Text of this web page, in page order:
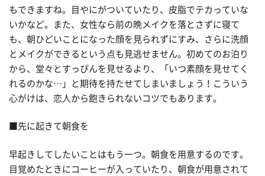
もできますね。目やにがついていたり、皮脂でテカっていな
いかなど。また、女性なら前の晩メイクを落とさずに寝て
も、朝ひどいことになった顔を見られずにすみ、さらに洗顔
とメイクができるという点も見逃せません。初めてのお泊り
から、堂々とすっぴんを見せるより、「いつ素顔を見せてく
れるのかな…」と期待を持たせてしまいましょう！こういう
心がけは、恋人から飽きられないコツでもあります。
■先に起きて朝食を
早起きしてしたいことはもう一つ。朝食を用意するのです。
目覚めたときにコーヒーが入っていたり、朝食が用意されて